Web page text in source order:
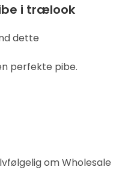
i trælook
dette
perfekte pibe.
om Wholesale